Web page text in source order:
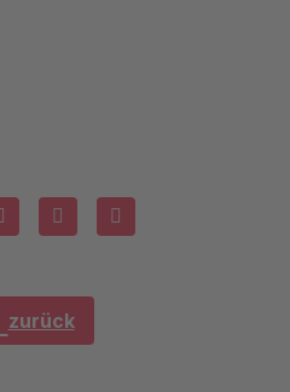
zurück